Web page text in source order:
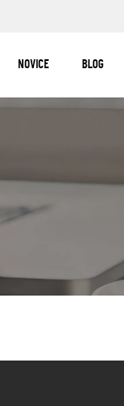
NOVICE BLOG